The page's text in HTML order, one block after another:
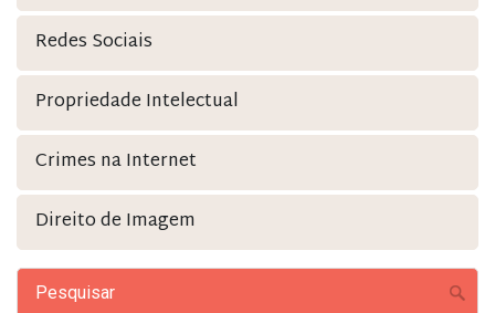
Redes Sociais
Propriedade Intelectual
Crimes na Internet
Direito de Imagem